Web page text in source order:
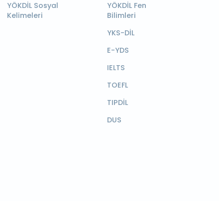
YÖKDİL Sosyal
Kelimeleri
YÖKDİL Fen
Bilimleri
YKS-DİL
E-YDS
IELTS
TOEFL
TIPDİL
DUS